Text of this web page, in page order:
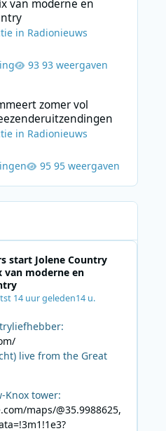
van moderne en
in Radionieuws
93 weergaven
zomer vol
in Radionieuws
95 weergaven
start Jolene Country
van moderne en
14 uur geleden14 u.
live from the Great
Knox tower:
maps/@35.9988625,